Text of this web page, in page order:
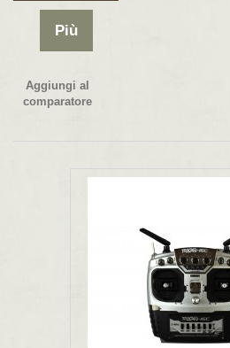
Più
Aggiungi al
comparatore